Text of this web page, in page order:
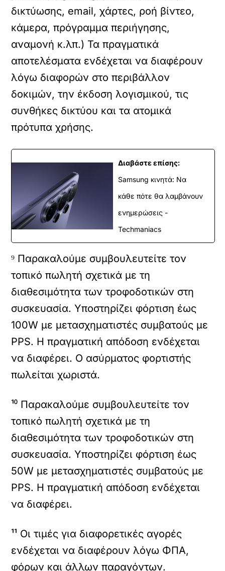
δικτύωσης, email, χάρτες, ροή βίντεο,
κάμερα, πρόγραμμα περιήγησης,
αναμονή κ.λπ.) Τα πραγματικά
αποτελέσματα ενδέχεται να διαφέρουν
λόγω διαφορών στο περιβάλλον
δοκιμών, την έκδοση λογισμικού, τις
συνθήκες δικτύου και τα ατομικά
πρότυπα χρήσης.
Διαβάστε επίσης:
Samsung κινητά: Να
κάθε πότε θα λαμβάνουν
ενημερώσεις -
Techmaniacs
⁹ Παρακαλούμε συμβουλευτείτε τον
τοπικό πωλητή σχετικά με τη
διαθεσιμότητα των τροφοδοτικών στη
συσκευασία. Υποστηρίζει φόρτιση έως
100W με μετασχηματιστές συμβατούς με
PPS. Η πραγματική απόδοση ενδέχεται
να διαφέρει. Ο ασύρματος φορτιστής
πωλείται χωριστά.
¹⁰ Παρακαλούμε συμβουλευτείτε τον
τοπικό πωλητή σχετικά με τη
διαθεσιμότητα των τροφοδοτικών στη
συσκευασία. Υποστηρίζει φόρτιση έως
50W με μετασχηματιστές συμβατούς με
PPS. Η πραγματική απόδοση ενδέχεται
να διαφέρει.
¹¹ Οι τιμές για διαφορετικές αγορές
ενδέχεται να διαφέρουν λόγω ΦΠΑ,
φόρων και άλλων παραγόντων.